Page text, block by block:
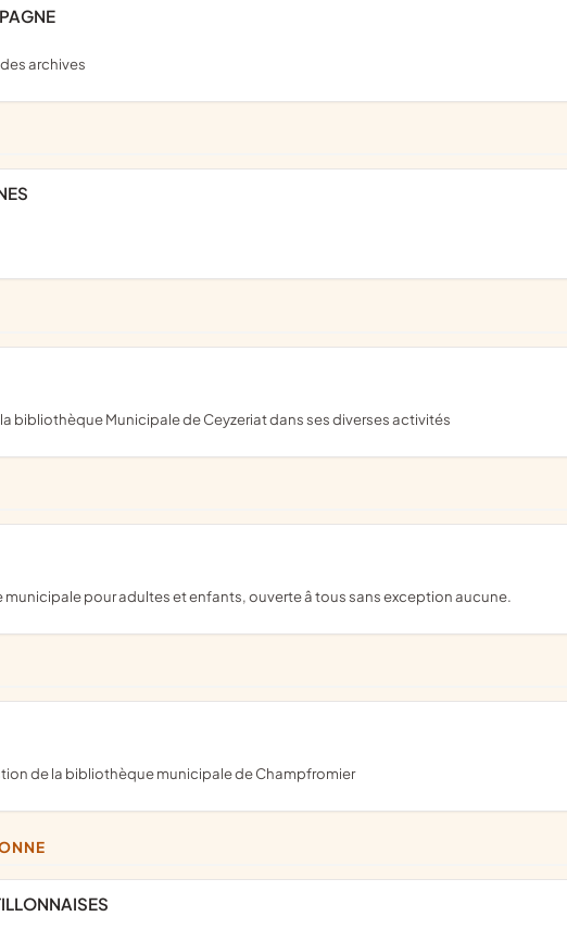
archives
bibliothèque Municipale de Ceyzeriat dans ses diverses activités
pour adultes et enfants, ouverte â tous sans exception aucune.
de la bibliothèque municipale de Champfromier